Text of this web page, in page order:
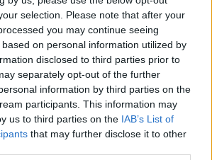
selection. Please note that after your
you may continue seeing
on personal information utilized by
disclosed to third parties prior to
separately opt-out of the further
information by third parties on the
participants. This information may
us to third parties on the IAB’s List of
that may further disclose it to other
aggressivo
d’umore
a teatro​
di rispetto
il diritto di piangere